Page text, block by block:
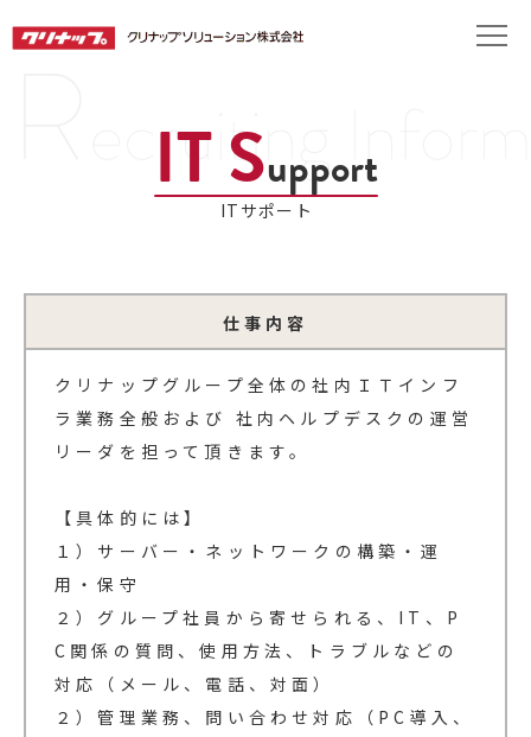
IT Support
ITサポート
仕事内容
クリナップグループ全体の社内ＩＴインフ
ラ業務全般および 社内ヘルプデスクの運営
リーダを担って頂きます。
【具体的には】
１）サーバー・ネットワークの構築・運
用・保守
２）グループ社員から寄せられる、IT、P
C関係の質問、使用方法、トラブルなどの
対応（メール、電話、対面）
２）管理業務、問い合わせ対応（PC導入、